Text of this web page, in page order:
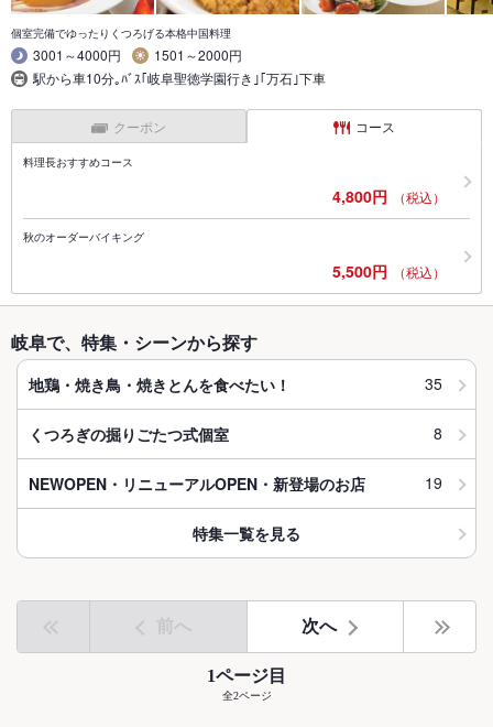
個室完備でゆったりくつろげる本格中国料理
3001～4000円
1501～2000円
駅から車10分｡ﾊﾞｽ｢岐阜聖徳学園行き｣｢万石｣下車
クーポン コース
料理長おすすめコース
4,800円 （税込）
秋のオーダーバイキング
5,500円 （税込）
岐阜で、特集・シーンから探す
地鶏・焼き鳥・焼きとんを食べたい！ 35
くつろぎの掘りごたつ式個室 8
NEWOPEN・リニューアルOPEN・新登場のお店 19
特集一覧を見る
前へ 次へ
1ページ目
全2ページ